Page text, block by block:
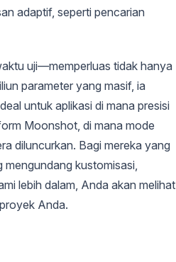
adaptif, seperti pencarian
uji—memperluas tidak hanya
parameter yang masif, ia
untuk aplikasi di mana presisi
Moonshot, di mana mode
diluncurkan. Bagi mereka yang
kustomisasi,
lebih dalam, Anda akan melihat
Anda.